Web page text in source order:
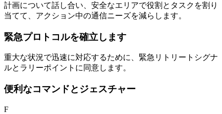
計画について話し合い、安全なエリアで役割とタスクを割り
当てて、アクション中の通信ニーズを減らします。
緊急プロトコルを確立します
重大な状況で迅速に対応するために、緊急リトリートシグナ
ルとラリーポイントに同意します。
便利なコマンドとジェスチャー
F